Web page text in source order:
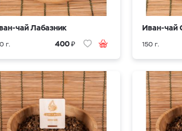
чай Лабазник
г. 400₽
Иван-чай
150 г.